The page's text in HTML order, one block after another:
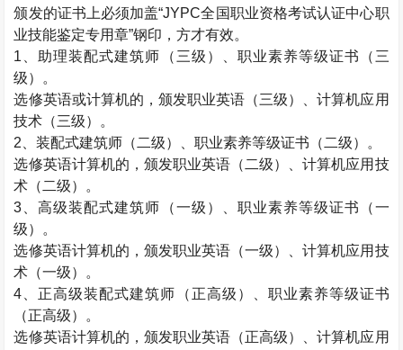
颁发的证书上必须加盖“JYPC全国职业资格考试认证中心职
业技能鉴定专用章”钢印，方才有效。
1、助理装配式建筑师 （三级）、职业素养等级证书（三
级）。
选修英语或计算机的，颁发职业英语（三级）、计算机应用
技术（三级）。
2、装配式建筑师 （二级）、职业素养等级证书（二级）。
选修英语计算机的，颁发职业英语（二级）、计算机应用技
术（二级）。
3、高级装配式建筑师 （一级）、职业素养等级证书（一
级）。
选修英语计算机的，颁发职业英语（一级）、计算机应用技
术（一级）。
4、正高级装配式建筑师 （正高级）、职业素养等级证书
（正高级）。
选修英语计算机的，颁发职业英语（正高级）、计算机应用